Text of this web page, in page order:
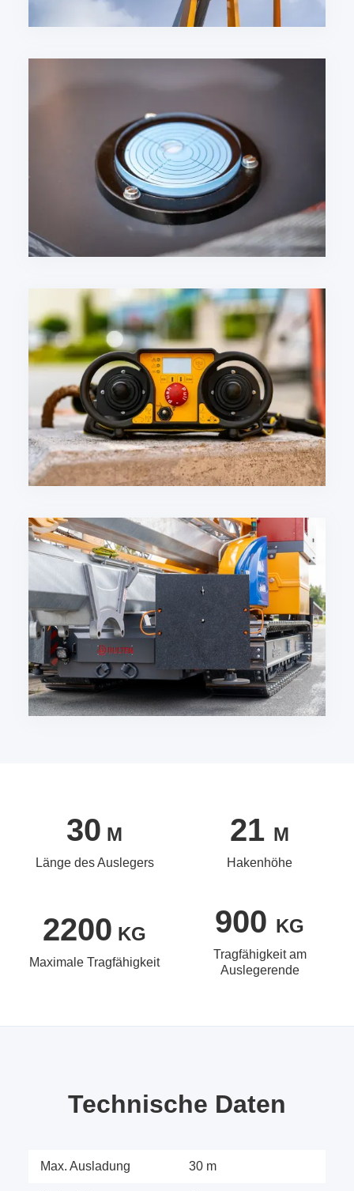
30 M
Länge des Auslegers
21 M
Hakenhöhe
2200 KG
Maximale Tragfähigkeit
900 KG
Tragfähigkeit am
Auslegerende
Technische Daten
Max. Ausladung 30 m